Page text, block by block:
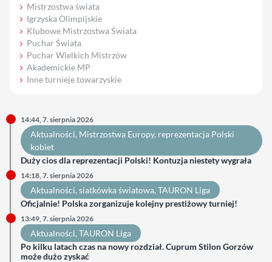
Mistrzostwa świata
Igrzyska Olimpijskie
Klubowe Mistrzostwa Świata
Puchar Świata
Puchar Wielkich Mistrzów
Akademickie MP
Inne turnieje towarzyskie
14:44, 7. sierpnia 2026
Aktualności, Mistrzostwa Europy, reprezentacja Polski
kobiet
Duży cios dla reprezentacji Polski! Kontuzja niestety wygrała
14:18, 7. sierpnia 2026
Aktualności, siatkówka światowa, TAURON Liga
Oficjalnie! Polska zorganizuje kolejny prestiżowy turniej!
13:49, 7. sierpnia 2026
Aktualności, TAURON Liga
Po kilku latach czas na nowy rozdział. Cuprum Stilon Gorzów
może dużo zyskać